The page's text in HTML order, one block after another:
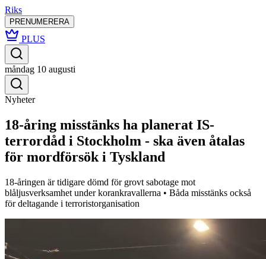
Riks
PRENUMERERA
PLUS
måndag 10 augusti
Nyheter
18-åring misstänks ha planerat IS-
terrordåd i Stockholm - ska även åtalas
för mordförsök i Tyskland
18-åringen är tidigare dömd för grovt sabotage mot
blåljusverksamhet under korankravallerna • Båda misstänks också
för deltagande i terroristorganisation